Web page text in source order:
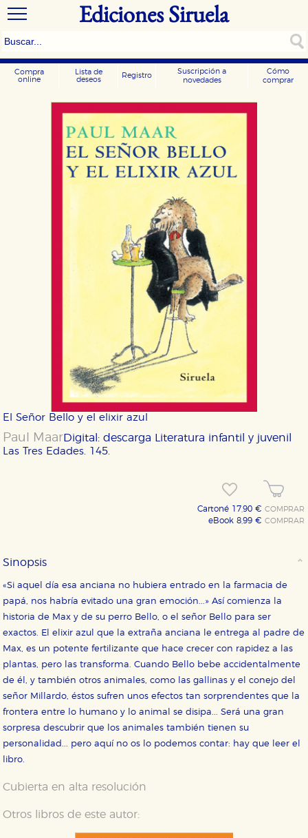
Ediciones Siruela
Compra
online
Lista de
deseos
Registro
Suscripción a
novedades
Cómo
comprar
El Señor Bello y el elixir azul
Paul Maar
Las Tres Edades. 145.
Digital: descarga Literatura infantil y juvenil
Cartoné 17,90 €COMPRAR
eBook 8,99 €COMPRAR
Sinopsis
«Si aquel día esa anciana no hubiera entrado en la farmacia de
papá, nos habría evitado una gran emoción...» Así comienza la
historia de Max y de su perro Bello, o el señor Bello para ser
exactos. El elixir azul que la extraña anciana le entrega al padre de
Max, es un potente fertilizante que hace crecer con rapidez a las
plantas, pero las transforma. Cuando Bello bebe accidentalmente
de él, y también otros animales, como las gallinas y el conejo del
señor Millardo, éstos sufren unos efectos tan sorprendentes que la
frontera entre lo humano y lo animal se disipa... Será una gran
sorpresa descubrir que los animales también tienen su
personalidad... pero aquí no os lo podemos contar: hay que leer el
libro.
Cubierta en alta resolución
Otros libros de este autor: